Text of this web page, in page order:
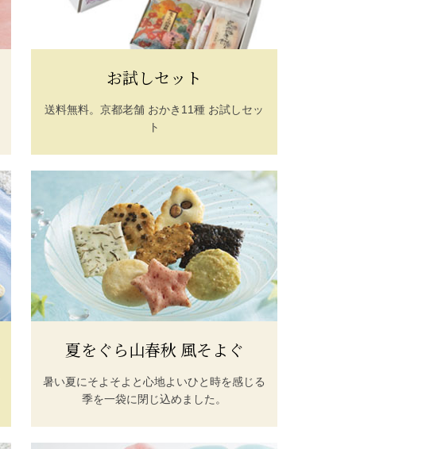
お試しセット
送料無料。京都老舗 おかき11種 お試しセッ
ト
夏をぐら山春秋 風そよぐ
暑い夏にそよそよと心地よいひと時を感じる
季を一袋に閉じ込めました。